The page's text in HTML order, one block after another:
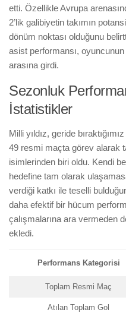
etti. Özellikle Avrupa
2’lik galibiyetin takımın
dönüm noktası olduğunu
asist performansı,
arasına girdi.
Sezonluk
İstatistikler
Milli yıldız, geride
49 resmi maçta görev alarak
isimlerinden biri oldu. Kendi
hedefine tam olarak
verdiği katkı ile teselli
daha efektif bir hücum
çalışmalarına ara vermeden
ekledi.
Performans Kategorisi
Toplam Resmi Maç
Atılan Toplam Gol